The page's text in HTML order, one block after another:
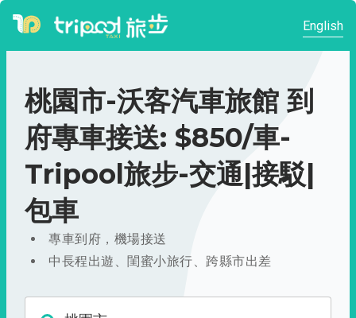
English
桃園市-沃客汽車旅館 到
府專車接送: $850/車-
Tripool旅步-交通|接駁|
包車
專車到府，機場接送
中長程出遊、閨蜜小旅行、跨縣市出差